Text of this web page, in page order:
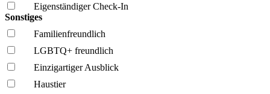
Eigenständiger Check-In
Sonstiges
Familien­freundlich
LGBTQ+ freundlich
Einzigartiger Ausblick
Haustier